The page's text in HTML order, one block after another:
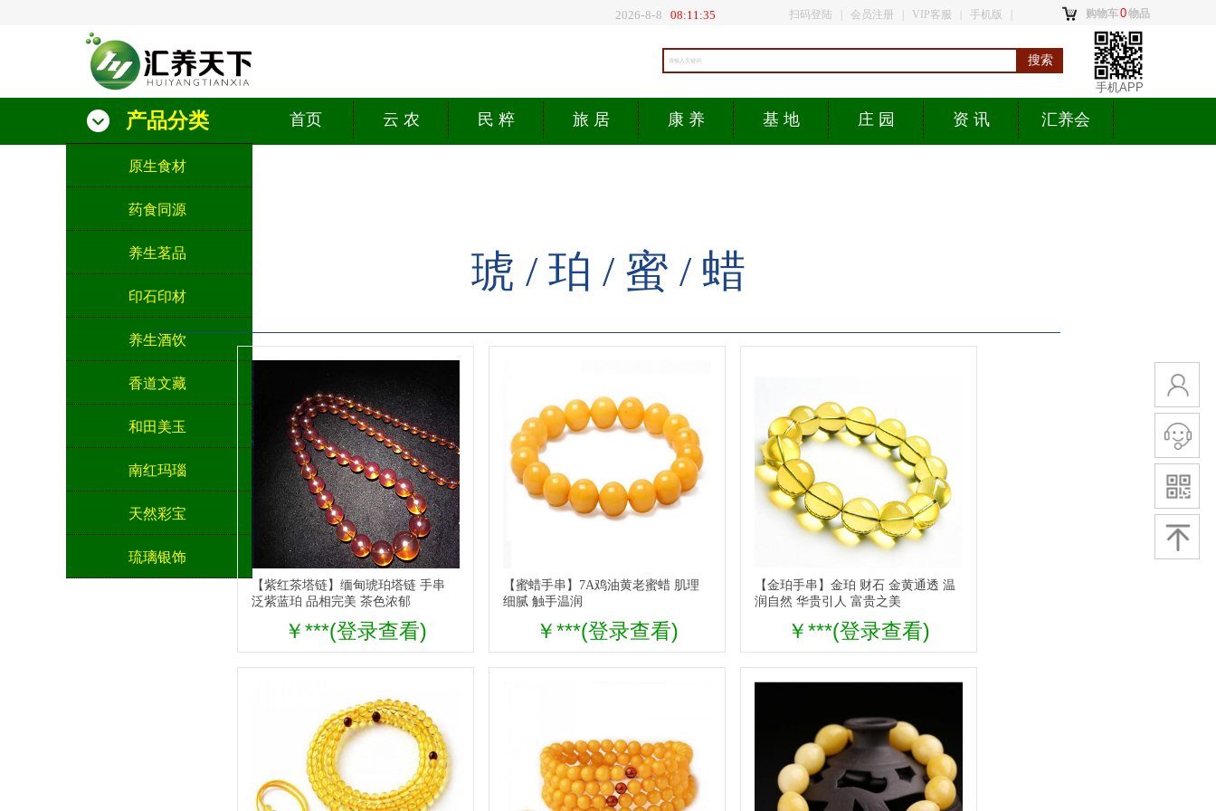
购物车0物品
扫码登陆 会员注册 VIP客服 手机版
2026-8-8 08:11:35
搜索
手机APP
产品分类
原生食材
药食同源
养生茗品
印石印材
养生酒饮
香道文藏
和田美玉
南红玛瑙
天然彩宝
琉璃银饰
首页 云 农 民 粹 旅 居 康 养 基 地 庄 园 资 讯 汇养会
琥 / 珀 / 蜜 / 蜡
【紫红茶塔链】缅甸琥珀塔链 手串
泛紫蓝珀 品相完美 茶色浓郁
￥***(登录查看)
【蜜蜡手串】7A鸡油黄老蜜蜡 肌理
细腻 触手温润
￥***(登录查看)
【金珀手串】金珀 财石 金黄通透 温
润自然 华贵引人 富贵之美
￥***(登录查看)